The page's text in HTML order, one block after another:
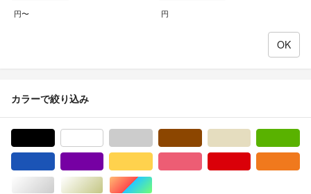
円〜 円
カラーで絞り込み
シルバー/銀色系ゴールド/金色系マルチカラー